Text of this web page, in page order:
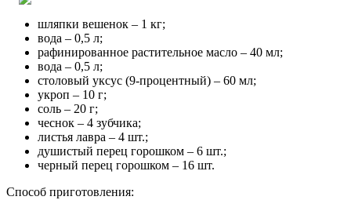
шляпки вешенок – 1 кг;
вода – 0,5 л;
рафинированное растительное масло – 40 мл;
вода – 0,5 л;
столовый уксус (9-процентный) – 60 мл;
укроп – 10 г;
соль – 20 г;
чеснок – 4 зубчика;
листья лавра – 4 шт.;
душистый перец горошком – 6 шт.;
черный перец горошком – 16 шт.
Способ приготовления: